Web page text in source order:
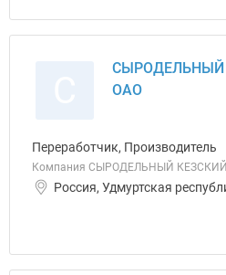
СЫРОДЕЛЬНЫЙ
ОАО
Переработчик, Производитель
Компания СЫРОДЕЛЬНЫЙ
Россия, Удмуртская